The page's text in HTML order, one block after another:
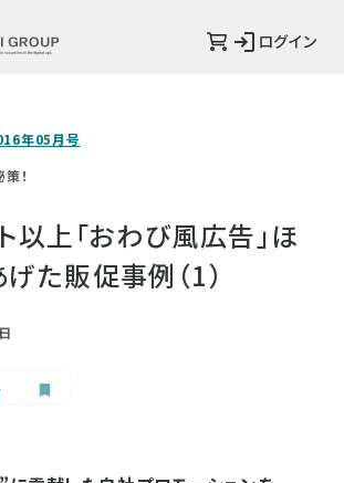
ログイン
年05月号
！
以上「おわび風広告」ほ
た販促事例（1）